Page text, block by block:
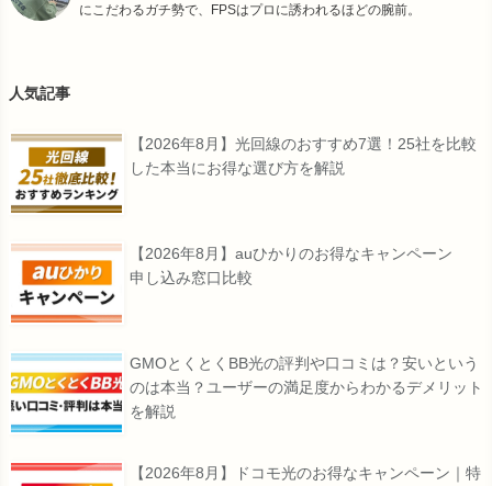
にこだわるガチ勢で、FPSはプロに誘われるほどの腕前。
人気記事
【2026年8月】光回線のおすすめ7選！25社を比較
した本当にお得な選び方を解説
【2026年8月】auひかりのお得なキャンペーン
申し込み窓口比較
GMOとくとくBB光の評判や口コミは？安いという
のは本当？ユーザーの満足度からわかるデメリット
を解説
【2026年8月】ドコモ光のお得なキャンペーン｜特